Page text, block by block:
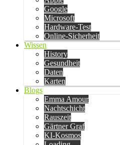
Google
Microsoft
Hardware-Test
Online-Sicherheit
Wissen
History
Gesundheit
Daten
Karten
Blogs
Emma Amour
Nachtschicht
Rauszeit
Gärtner Graf
KI-Kosmos